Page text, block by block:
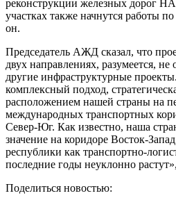
реконструкции железных дорог
участках также начнутся работы
он.
Председатель АЖД сказал, что
двух направлениях, разумеется,
другие инфраструктурные
комплексный подход,
расположением нашей страны на
международных транспортных
Север-Юг. Как известно, наша
значение на коридоре Восток-
республики как транспортно-
последние годы неуклонно
Поделиться новостью: